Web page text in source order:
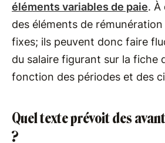
éléments variables de paie. À
des éléments de
fixes; ils peuvent donc faire
du salaire figurant sur la fiche
fonction des périodes et des
Quel texte prévoit des
?